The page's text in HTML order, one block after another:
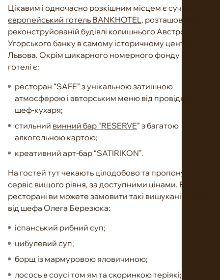
Цікавим і одночасно розкішним місцем є сучасний
європейський готель BANKHOTEL, розташований в
реконструйованій будівлі колишнього Австро-
Угорського банку в самому історичному центрі
Львова. Окрім шикарного номерного фонду в цьому
готелі є:
ресторан “SAFE” з унікальною затишною
атмосферою і авторським меню від провідного
шеф-кухаря;
стильний винний бар “RESERVE” з багатою
алкогольною картою;
креативний арт-бар “SATIRIKON”.
На гостей тут чекають цілодобово та пропонують
сервіс вищого рівня, за доступними цінами. В
ресторані ви можете замовити такі вишукані страви
від шефа Олега Березюка:
іспанський рибний суп;
цибулевий суп;
борщ із мармуровою яловичиною;
лосось в соусі том ям та скоринкою теріякі;